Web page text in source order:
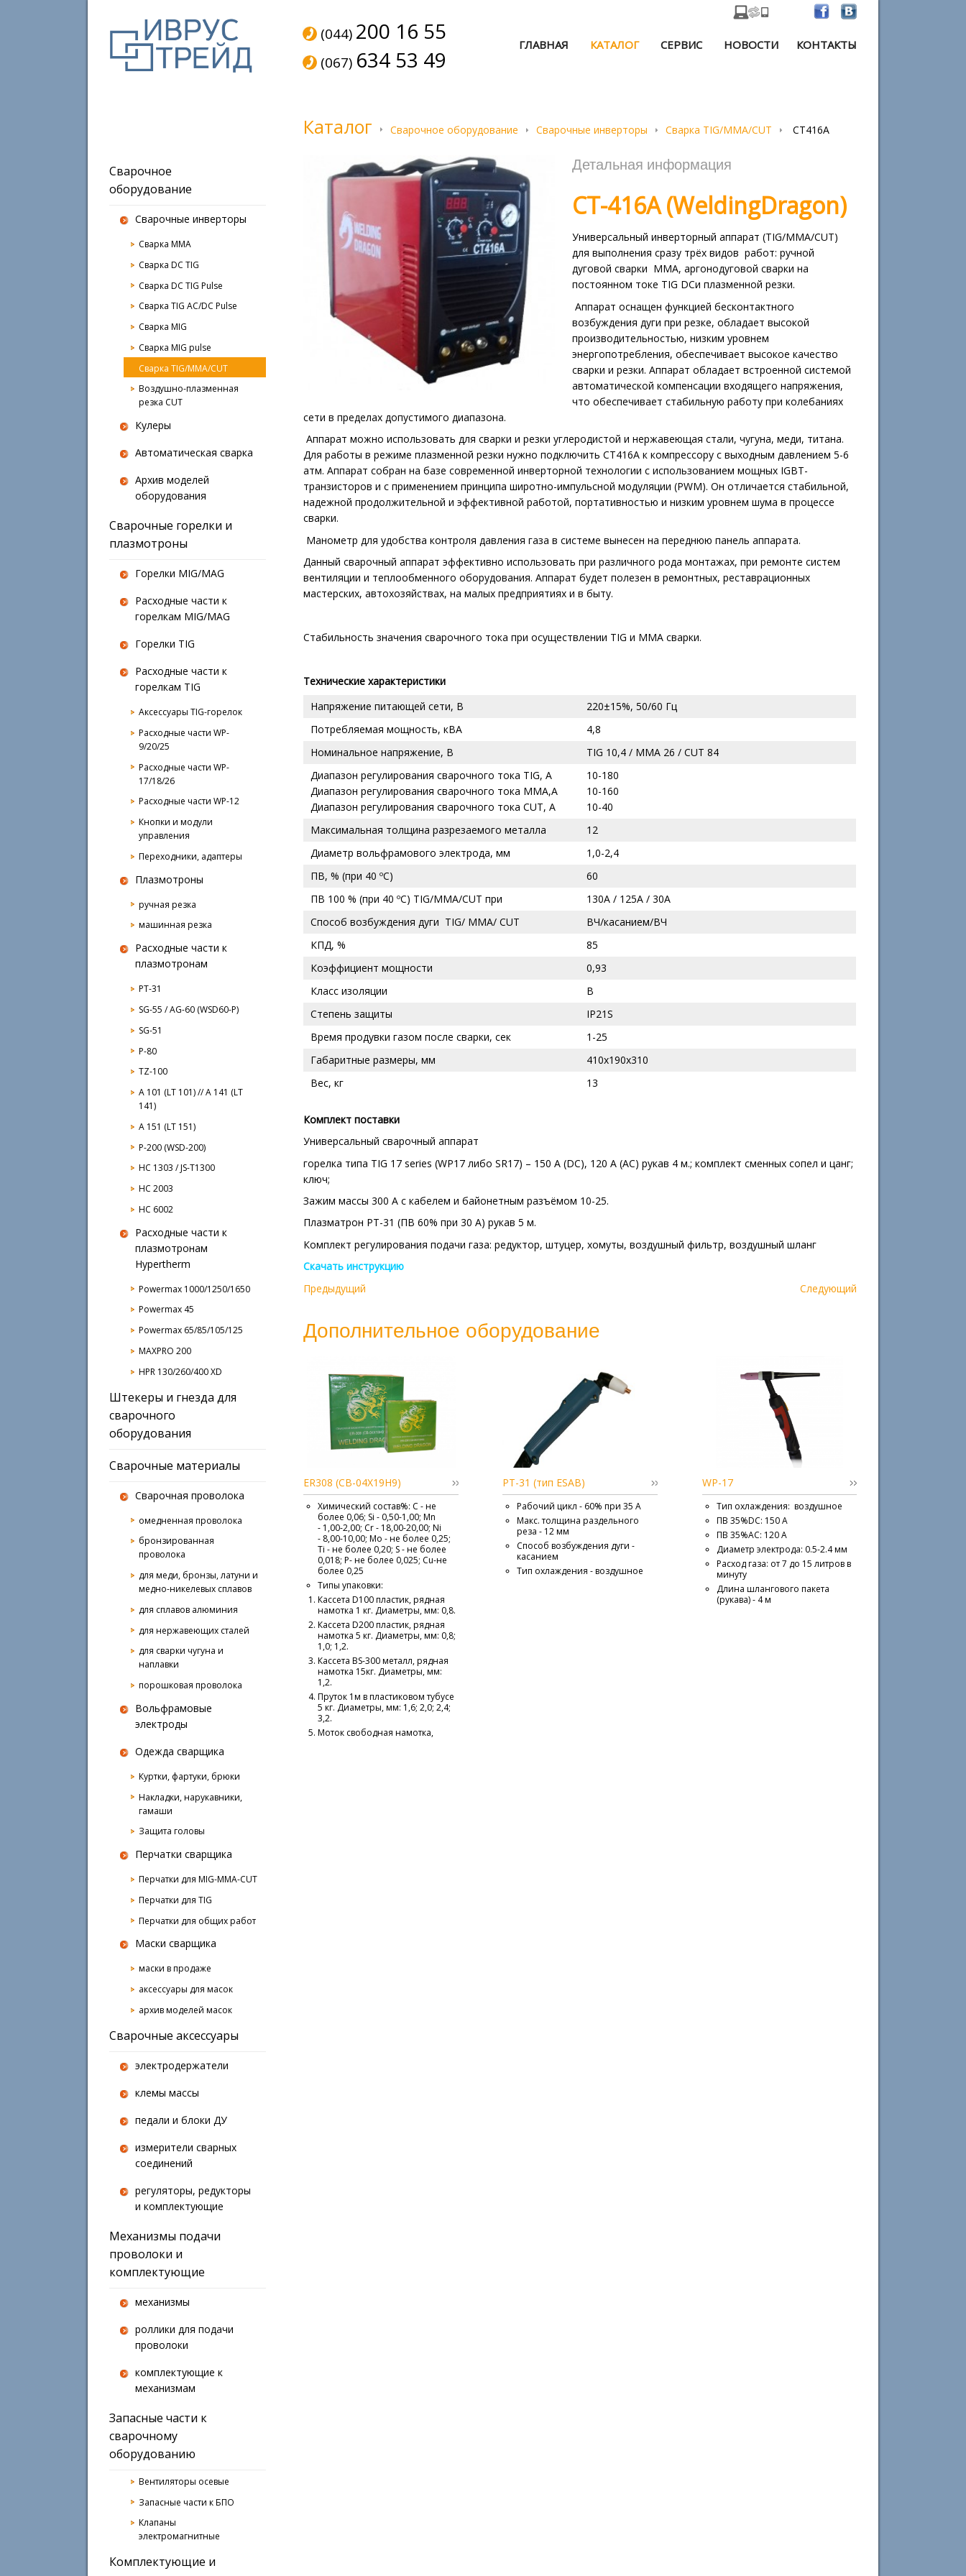
(044) 200 16 55
(067) 634 53 49
ГЛАВНАЯ КАТАЛОГ СЕРВИС НОВОСТИ КОНТАКТЫ
Каталог Сварочное оборудование Сварочные инверторы Сварка TIG/MMA/CUT CT416A
Сварочное
оборудование
Сварочные инверторы
Сварка MMA
Сварка DC TIG
Сварка DC TIG Pulse
Сварка TIG AC/DC Pulse
Сварка MIG
Сварка MIG pulse
Сварка TIG/MMA/CUT
Воздушно-плазменная
резка CUT
Кулеры
Автоматическая сварка
Архив моделей
оборудования
Сварочные горелки и
плазмотроны
Горелки MIG/MAG
Расходные части к
горелкам MIG/MAG
Горелки TIG
Расходные части к
горелкам TIG
Аксессуары TIG-горелок
Расходные части WP-
9/20/25
Расходные части WP-
17/18/26
Расходные части WP-12
Кнопки и модули
управления
Переходники, адаптеры
Плазмотроны
ручная резка
машинная резка
Расходные части к
плазмотронам
PT-31
SG-55 / AG-60 (WSD60-P)
SG-51
P-80
TZ-100
A 101 (LT 101) // A 141 (LT
141)
A 151 (LT 151)
P-200 (WSD-200)
HC 1303 / JS-T1300
HC 2003
HC 6002
Расходные части к
плазмотронам
Hypertherm
Powermax 1000/1250/1650
Powermax 45
Powermax 65/85/105/125
MAXPRO 200
HPR 130/260/400 XD
Штекеры и гнезда для
сварочного
оборудования
Сварочные материалы
Сварочная проволока
омедненная проволока
бронзированная
проволока
для меди, бронзы, латуни и
медно-никелевых сплавов
для сплавов алюминия
для нержавеющих сталей
для сварки чугуна и
наплавки
порошковая проволока
Вольфрамовые
электроды
Одежда сварщика
Куртки, фартуки, брюки
Накладки, нарукавники,
гамаши
Защита головы
Перчатки сварщика
Перчатки для MIG-MMA-CUT
Перчатки для TIG
Перчатки для общих работ
Маски сварщика
маски в продаже
аксессуары для масок
архив моделей масок
Сварочные аксессуары
электродержатели
клемы массы
педали и блоки ДУ
измерители сварных
соединений
регуляторы, редукторы
и комплектующие
Механизмы подачи
проволоки и
комплектующие
механизмы
роллики для подачи
проволоки
комплектующие к
механизмам
Запасные части к
сварочному
оборудованию
Вентиляторы осевые
Запасные части к БПО
Клапаны
электромагнитные
Комплектующие и
Детальная информация
CT-416A (WeldingDragon)
Универсальный инверторный аппарат (TIG/MMA/CUT)
для выполнения сразу трёх видов работ: ручной
дуговой сварки ММА, аргонодуговой сварки на
постоянном токе TIG DCи плазменной резки.
Аппарат оснащен функцией бесконтактного
возбуждения дуги при резке, обладает высокой
производительностью, низким уровнем
энергопотребления, обеспечивает высокое качество
сварки и резки. Аппарат обладает встроенной системой
автоматической компенсации входящего напряжения,
что обеспечивает стабильную работу при колебаниях
сети в пределах допустимого диапазона.
Аппарат можно использовать для сварки и резки углеродистой и нержавеющая стали, чугуна, меди, титана.
Для работы в режиме плазменной резки нужно подключить СТ416А к компрессору с выходным давлением 5-6
атм. Аппарат собран на базе современной инверторной технологии c использованием мощных IGBT-
транзисторов и с применением принципа широтно-импульсной модуляции (PWM). Он отличается стабильной,
надежной продолжительной и эффективной работой, портативностью и низким уровнем шума в процессе
сварки.
Манометр для удобства контроля давления газа в системе вынесен на переднюю панель аппарата.
Данный сварочный аппарат эффективно использовать при различного рода монтажах, при ремонте систем
вентиляции и теплообменного оборудования. Аппарат будет полезен в ремонтных, реставрационных
мастерских, автохозяйствах, на малых предприятиях и в быту.
Стабильность значения сварочного тока при осуществлении TIG и MMA сварки.
Технические характеристики
Напряжение питающей сети, В
220±15%, 50/60 Гц
Потребляемая мощность, кВА
4,8
Номинальное напряжение, В
TIG 10,4 / MMA 26 / CUT 84
Диапазон регулирования сварочного тока TIG, А
Диапазон регулирования сварочного тока MMA,А
Диапазон регулирования сварочного тока CUT, А
10-180
10-160
10-40
Максимальная толщина разрезаемого металла
12
Диаметр вольфрамового электрода, мм
1,0-2,4
ПВ, % (при 40 ºС)
60
ПВ 100 % (при 40 ºС) TIG/MMA/CUT при
130А / 125А / 30А
Способ возбуждения дуги TIG/ MMA/ CUT
ВЧ/касанием/ВЧ
КПД, %
85
Коэффициент мощности
0,93
Класс изоляции
В
Степень защиты
IP21S
Время продувки газом после сварки, сек
1-25
Габаритные размеры, мм
410х190х310
Вес, кг
13
Комплект поставки
Универсальный сварочный аппарат
горелка типа TIG 17 series (WP17 либо SR17) – 150 А (DC), 120 A (AC) рукав 4 м.; комплект сменных сопел и цанг;
ключ;
Зажим массы 300 А с кабелем и байонетным разъёмом 10-25.
Плазматрон PT-31 (ПВ 60% при 30 А) рукав 5 м.
Комплект регулирования подачи газа: редуктор, штуцер, хомуты, воздушный фильтр, воздушный шланг
Скачать инструкцию
Предыдущий
Следующий
Дополнительное оборудование
ER308 (СВ-04Х19Н9)
Химический состав%: С - не
более 0,06; Si - 0,50-1,00; Mn
- 1,00-2,00; Cr - 18,00-20,00; Ni
- 8,00-10,00; Mo - не более 0,25;
Ti - не более 0,20; S - не более
0,018; P- не более 0,025; Cu-не
более 0,25
Типы упаковки:
Кассета D100 пластик, рядная
намотка 1 кг. Диаметры, мм: 0,8.
Кассета D200 пластик, рядная
намотка 5 кг. Диаметры, мм: 0,8;
1,0; 1,2.
Кассета BS-300 металл, рядная
намотка 15кг. Диаметры, мм:
1,2.
Пруток 1м в пластиковом тубусе
5 кг. Диаметры, мм: 1,6; 2,0; 2,4;
3,2.
Моток свободная намотка,
РТ-31 (тип ESAB)
Рабочий цикл - 60% при 35 А
Макс. толщина раздельного
реза - 12 мм
Способ возбуждения дуги -
касанием
Тип охлаждения - воздушное
WP-17
Тип охлаждения: воздушное
ПВ 35%DC: 150 A
ПВ 35%AC: 120 A
Диаметр электрода: 0.5-2.4 мм
Расход газа: от 7 до 15 литров в
минуту
Длина шлангового пакета
(рукава) - 4 м